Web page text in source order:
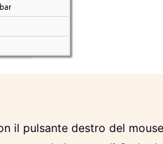
il pulsante destro del